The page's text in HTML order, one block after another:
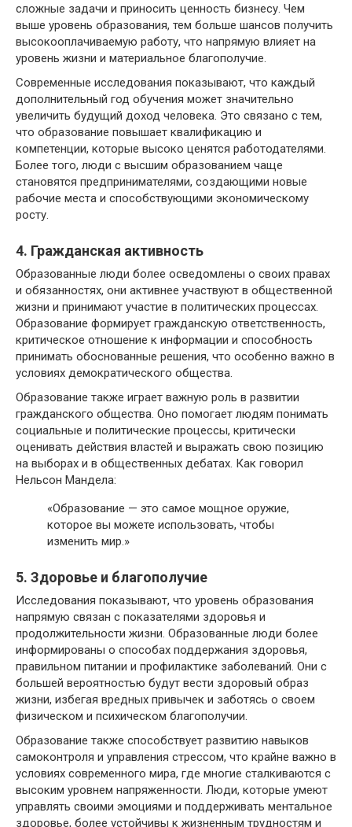
сложные задачи и приносить ценность бизнесу. Чем
выше уровень образования, тем больше шансов получить
высокооплачиваемую работу, что напрямую влияет на
уровень жизни и материальное благополучие.
Современные исследования показывают, что каждый
дополнительный год обучения может значительно
увеличить будущий доход человека. Это связано с тем,
что образование повышает квалификацию и
компетенции, которые высоко ценятся работодателями.
Более того, люди с высшим образованием чаще
становятся предпринимателями, создающими новые
рабочие места и способствующими экономическому
росту.
4. Гражданская активность
Образованные люди более осведомлены о своих правах
и обязанностях, они активнее участвуют в общественной
жизни и принимают участие в политических процессах.
Образование формирует гражданскую ответственность,
критическое отношение к информации и способность
принимать обоснованные решения, что особенно важно в
условиях демократического общества.
Образование также играет важную роль в развитии
гражданского общества. Оно помогает людям понимать
социальные и политические процессы, критически
оценивать действия властей и выражать свою позицию
на выборах и в общественных дебатах. Как говорил
Нельсон Мандела:
«Образование — это самое мощное оружие,
которое вы можете использовать, чтобы
изменить мир.»
5. Здоровье и благополучие
Исследования показывают, что уровень образования
напрямую связан с показателями здоровья и
продолжительности жизни. Образованные люди более
информированы о способах поддержания здоровья,
правильном питании и профилактике заболеваний. Они с
большей вероятностью будут вести здоровый образ
жизни, избегая вредных привычек и заботясь о своем
физическом и психическом благополучии.
Образование также способствует развитию навыков
самоконтроля и управления стрессом, что крайне важно в
условиях современного мира, где многие сталкиваются с
высоким уровнем напряженности. Люди, которые умеют
управлять своими эмоциями и поддерживать ментальное
здоровье, более устойчивы к жизненным трудностям и